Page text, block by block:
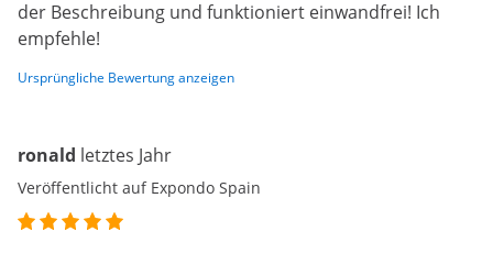
der Beschreibung und funktioniert einwandfrei! Ich
empfehle!
Ursprüngliche Bewertung anzeigen
ronald letztes Jahr
Veröffentlicht auf Expondo Spain